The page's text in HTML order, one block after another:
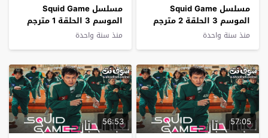
مسلسل Squid Game
الموسم 3 الحلقة 2 مترجم
منذ سنة واحدة
مسلسل Squid Game
الموسم 3 الحلقة 1 مترجم
منذ سنة واحدة
57:05
56:53